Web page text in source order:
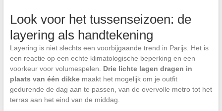
Look voor het tussenseizoen: de
layering als handtekening
Layering is niet slechts een voorbijgaande trend in Parijs. Het is
een reactie op een echte klimatologische beperking en een
voorkeur voor volumespelen. Drie lichte lagen dragen in
plaats van één dikkemaakt het mogelijk om je outfit
gedurende de dag aan te passen, van de overvolle metro tot het
terras aan het eind van de middag.